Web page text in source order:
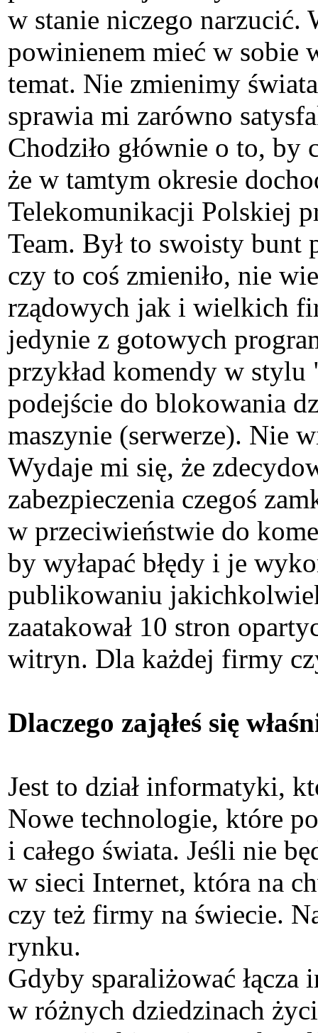
w stanie niczego
powinienem mieć w sobie
temat. Nie zmienimy
sprawia mi zarówno
Chodziło głównie o to, by
że w tamtym okresie
Telekomunikacji Polskiej
Team. Był to swoisty
czy to coś zmieniło, nie
rządowych jak i wielkich
jedynie z gotowych
przykład komendy w stylu
podejście do blokowania
maszynie (serwerze). Nie
Wydaje mi się, że
zabezpieczenia czegoś
w przeciwieństwie do
by wyłapać błędy i je
publikowaniu
zaatakował 10 stron
witryn. Dla każdej firmy
Dlaczego zająłeś się
Jest to dział informatyki,
Nowe technologie, które
i całego świata. Jeśli nie
w sieci Internet, która na
czy też firmy na świecie.
rynku.
Gdyby sparaliżować łącza
w różnych dziedzinach